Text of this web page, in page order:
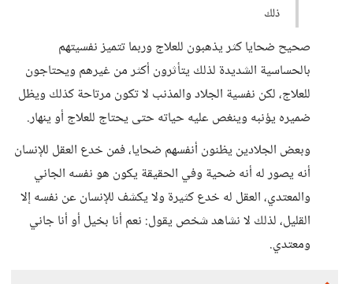
ذلك
صحيح ضحايا كثر يذهبون للعلاج وربما تتميز نفسيتهم
بالحساسية الشديدة لذلك يتأثرون أكثر من غيرهم ويحتاجون
للعلاج، لكن نفسية الجلاد والمذنب لا تكون مرتاحة كذلك ويظل
ضميره يؤنبه وينغص عليه حياته حتى يحتاج للعلاج أو ينهار.
وبعض الجلادين يظنون أنفسهم ضحايا، فمن خدع العقل للإنسان
أنه يصور له أنه ضحية وفي الحقيقة يكون هو نفسه الجاني
والمعتدي، العقل له خدع كثيرة ولا يكشف للإنسان عن نفسه إلا
القليل، لذلك لا نشاهد شخص يقول: نعم أنا بخيل أو أنا جاني
ومعتدي.